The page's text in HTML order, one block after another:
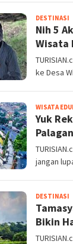
DESTINASI
Nih 5
Wisata
ke Desa
WISATA
Yuk
jangan
DESTINASI
Bikin